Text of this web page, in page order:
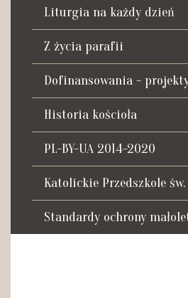
Zwiedzanie kościoła i
kustosz-
Roman Postek + 48
Parafia św. Piotra z
i św. Antoniego z
Tadeusza
07-100 Węgrów
e-mail:rkosk@op.pl;
Numer konta:
59 9236 0008 0012
Liturgia na każdy dzień
Z życia parafii
Dofinansowania -
Historia kościoła
PL-BY-UA 2014-2020
Katolickie Przedszkole
Standardy ochrony